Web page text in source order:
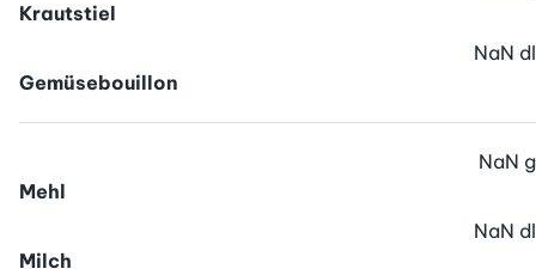
Krautstiel
Gemüsebouillon
NaN dl
Mehl
NaN g
Milch
NaN dl